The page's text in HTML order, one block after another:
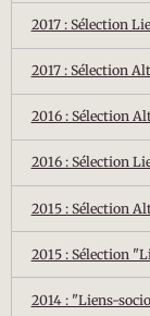
2017 : Sélection
2017 : Sélection
2016 : Sélection
2016 : Sélection
2015 : Sélection
2015 : Sélection
2014 : "Liens-